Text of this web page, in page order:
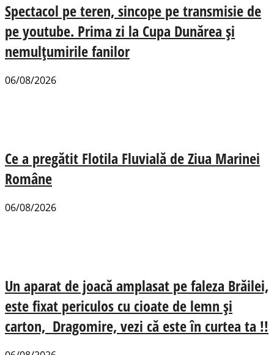
Spectacol pe teren, sincope pe transmisie de
pe youtube. Prima zi la Cupa Dunărea și
nemulțumirile fanilor
06/08/2026
Ce a pregătit Flotila Fluvială de Ziua Marinei
Române
06/08/2026
Un aparat de joacă amplasat pe faleza Brăilei,
este fixat periculos cu cioate de lemn și
carton, Dragomire, vezi că este în curtea ta !!